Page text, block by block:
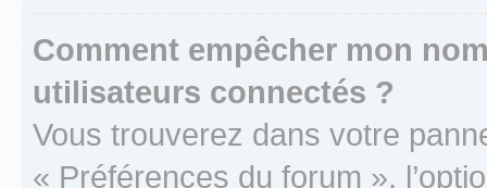
Comment empêcher mon
utilisateurs connectés ?
Vous trouverez dans votre
« Préférences du forum »,